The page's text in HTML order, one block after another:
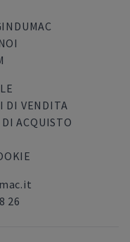
DI VENDITA
ACQUISTO
26